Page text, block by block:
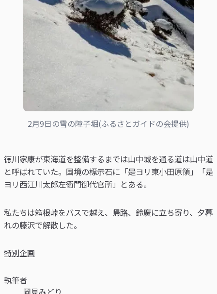
2月9日の雪の障子堀(ふるさとガイドの会提供)
徳川家康が東海道を整備するまでは山中城を通る道は山中道
と呼ばれていた。国境の標示石に「是ヨリ東小田原領」「是
ヨリ西江川太郎左衛門御代官所」とある。
私たちは箱根峠をバスで越え、帰路、鈴廣に立ち寄り、夕暮
れの藤沢で解散した。
特別企画
執筆者
岡見みどり